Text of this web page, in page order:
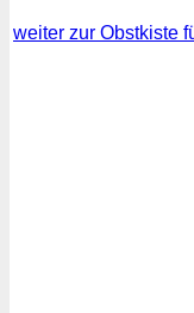
weiter zur Obstkiste